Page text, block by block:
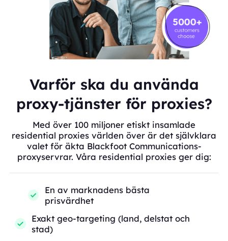
Varför ska du använda
proxy-tjänster för proxies?
Med över 100 miljoner etiskt insamlade
residential proxies världen över är det självklara
valet för äkta Blackfoot Communications-
proxyservrar. Våra residential proxies ger dig:
En av marknadens bästa
prisvärdhet
Exakt geo-targeting (land, delstat och
stad)